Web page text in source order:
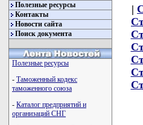
Полезные ресурсы
Контакты
Новости сайта
Поиск документа
Полезные ресурсы
- Таможенный кодекс
таможенного союза
- Каталог предприятий и
организаций СНГ
|